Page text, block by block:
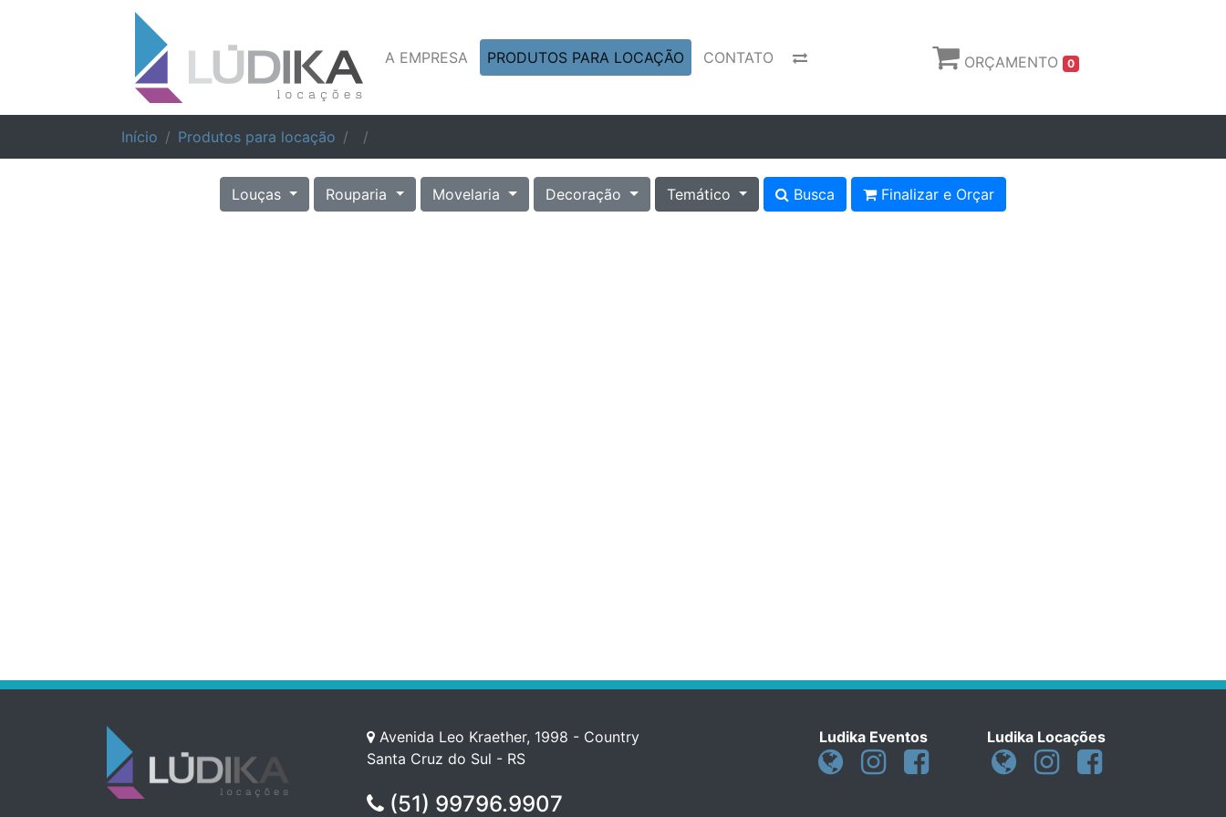
A EMPRESA PRODUTOS PARA LOCAÇÃO CONTATO ORÇAMENTO 0
Início Produtos para locação
Louças Rouparia Movelaria Decoração Temático Busca Finalizar e Orçar
Avenida Leo Kraether, 1998 - Country
Santa Cruz do Sul - RS
(51) 99796.9907
Ludika Eventos Ludika Locações